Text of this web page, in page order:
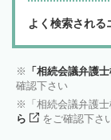
よく検索される
「相続会議弁護
確認下さい
「相続会議弁護
ら
をご確認下さ